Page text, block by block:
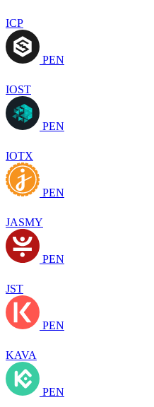
ICP
PEN
IOST
PEN
IOTX
PEN
JASMY
PEN
JST
PEN
KAVA
PEN